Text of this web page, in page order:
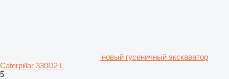
новый гусеничный экскаватор
Caterpillar 330D2 L
5